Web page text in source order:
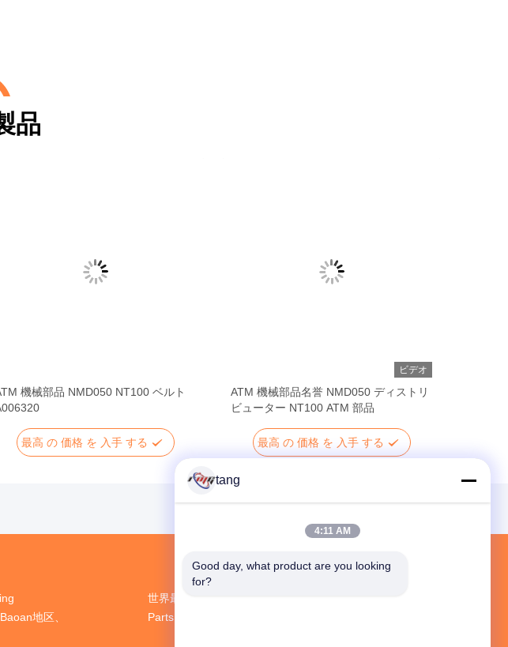
品
機械部品 NMD050 NT100 ベルト
最高 の 価格 を 入手 する
ビデオ
ATM 機械部品名誉 NMD050 ディストリ
ビューター NT100 ATM 部品
最高 の 価格 を 入手 する
地区、
世界最大規模の研究開発と生産 ATM Spare
Parts 中国のサプライヤー
tang
4:11 AM
Good day, what product are you looking
for?